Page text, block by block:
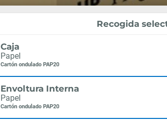
Recogida
Caja
Papel
Cartón ondulado PAP20
Envoltura Interna
Papel
Cartón ondulado PAP20